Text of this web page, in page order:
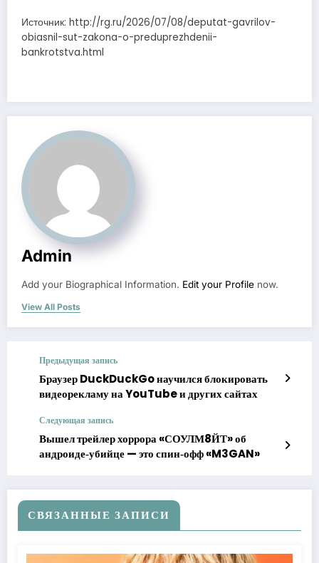
Источник: http://rg.ru/2026/07/08/deputat-gavrilov-
obiasnil-sut-zakona-o-preduprezhdenii-
bankrotstva.html
Admin
Add your Biographical Information. Edit your Profile now.
View All Posts
Предыдущая запись
Браузер DuckDuckGo научился блокировать
видеорекламу на YouTube и других сайтах
Следующая запись
Вышел трейлер хоррора «СОУЛМ8ЙТ» об
андроиде‑убийце — это спин‑офф «M3GAN»
СВЯЗАННЫЕ ЗАПИСИ